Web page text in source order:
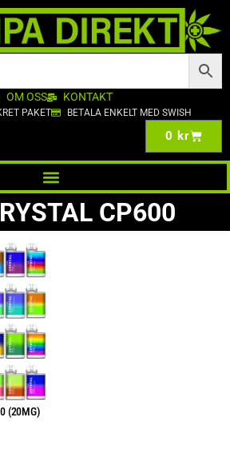
OM OSS KONTAKT
PAKET BETALA ENKELT MED SWISH
0 kr
CP600
(20MG)